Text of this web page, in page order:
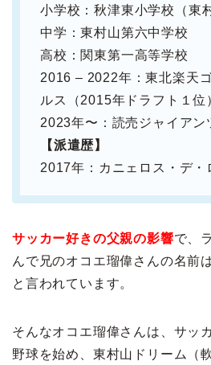
小学校：秋津東小学校（東
中学：東村山第六中学校
高校：関東第一高等学校
2016 – 2022年：東北楽天
ルス（2015年ドラフト１位
2023年〜：読売ジャイアン
【派遣歴】
2017年：カニェロス・デ・
サッカー好きの父親の影響で、
んで兄のオコエ瑠偉さんの名前
と言われています。
そんなオコエ瑠偉さんは、サッ
野球を始め、東村山ドリーム（